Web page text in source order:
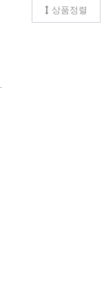
상품정렬